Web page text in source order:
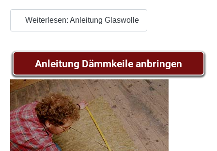
Weiterlesen: Anleitung Glaswolle
Anleitung Dämmkeile anbringen